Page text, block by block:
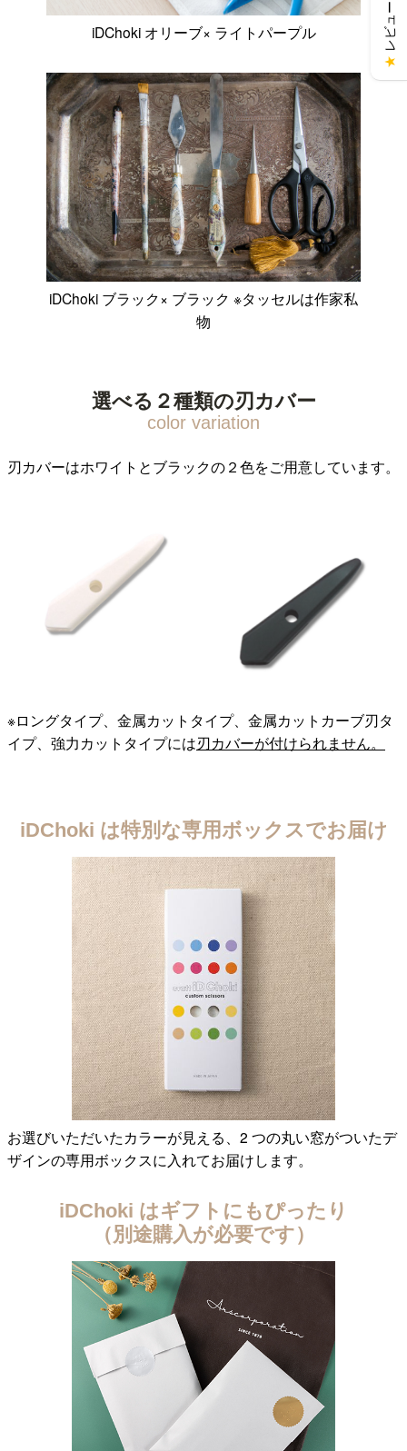
iDChoki オリーブ× ライトパープル
iDChoki ブラック× ブラック ※タッセルは作家私
物
選べる２種類の刃カバー
刃カバーはホワイトとブラックの２色をご用意しています。
※ロングタイプ、金属カットタイプ、金属カットカーブ刃タ
イプ、強力カットタイプには刃カバーが付けられません。
iDChoki は特別な専用ボックスでお届け
お選びいただいたカラーが見える、2 つの丸い窓がついたデ
ザインの専用ボックスに入れてお届けします。
iDChoki はギフトにもぴったり
（別途購入が必要です）
★